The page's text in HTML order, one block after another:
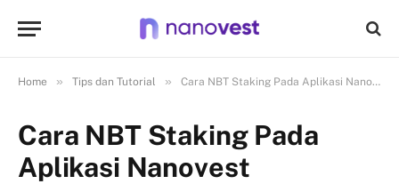
Home » Tips dan Tutorial » Cara NBT Staking Pada Aplikasi Nanovest
Cara NBT Staking Pada
Aplikasi Nanovest